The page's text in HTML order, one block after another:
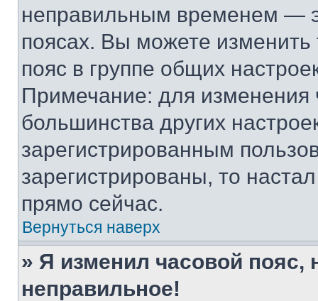
неправильным временем —
поясах. Вы можете изменить
пояс в группе общих
Примечание: для изменения
большинства других
зарегистрированным
зарегистрированы, то
прямо сейчас.
Вернуться наверх
» Я изменил часовой пояс,
неправильное!